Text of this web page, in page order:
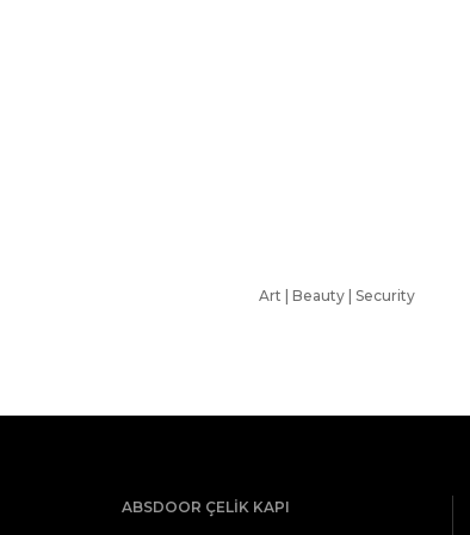
Art | Beauty | Security
ABSDOOR ÇELIK KAPI